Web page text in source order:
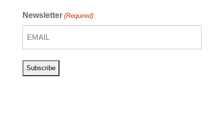
Newsletter (Required)